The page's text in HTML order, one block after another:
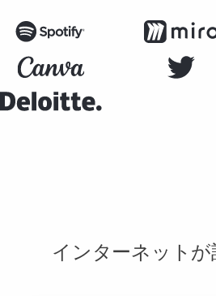
インターネットが